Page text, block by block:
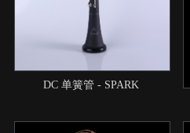
DC 单簧管 - SPARK